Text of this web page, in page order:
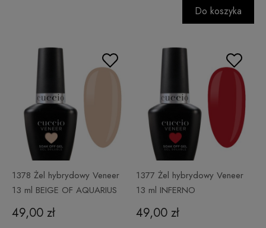
Do koszyka
1378 Żel hybrydowy Veneer
13 ml BEIGE OF AQUARIUS
49,00 zł
1377 Żel hybrydowy Veneer
13 ml INFERNO
49,00 zł